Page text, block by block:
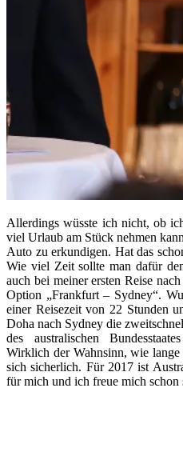
Allerdings wüsste ich nicht, ob
viel Urlaub am Stück nehmen
Auto zu erkundigen. Hat das
Wie viel Zeit sollte man dafür
auch bei meiner ersten Reise
Option „Frankfurt – Sydney“.
einer Reisezeit von 22 Stunden
Doha nach Sydney die
des australischen
Wirklich der Wahnsinn, wie
sich sicherlich. Für 2017 ist
für mich und ich freue mich schon